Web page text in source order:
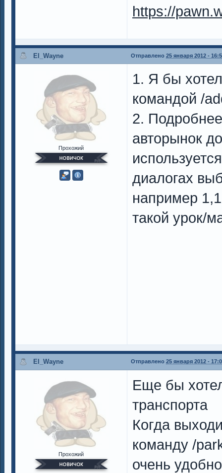
https://
El_Wayne Отправлено 25 января 2012 -
Прохожий
1. Я бы
командой /
2.
авторынок
диалогах
например
такой урок/
El_Wayne Отправлено 25 января 2012 -
Прохожий
Еще бы
транспорта
Когда
команду /
очень